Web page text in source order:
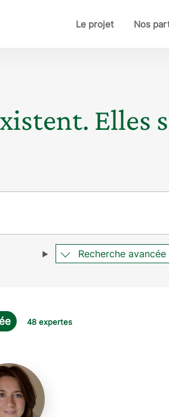
Le projet Nos
Elles
Recherche avancée
48 expertes
Estelle
Delpech